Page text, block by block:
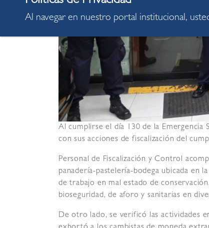
Al cumplirse el día 130 de la Emergencia
con sus acciones de fiscalización del
Personal de Fiscalización y Control
panadería-pastelería-bodega ubicada en
de trabajo en mal estado de
bioseguridad, de aforo y sanitarias en
De otro lado, se verificó las actividades
Al navegar en nuestro portal institucional,